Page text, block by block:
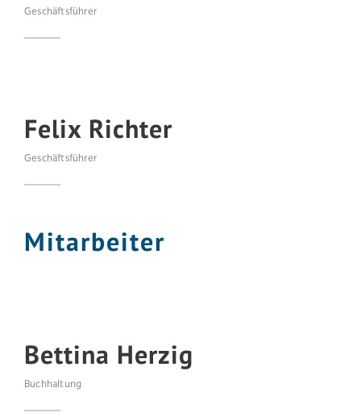
Geschäftsführer
Felix Richter
Geschäftsführer
Mitarbeiter
Bettina Herzig
Buchhaltung